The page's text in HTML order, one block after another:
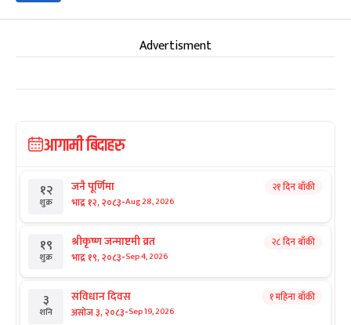
Advertisment
आगामी बिदाहरु
१२
शुक्र
जनै पूर्णिमा
भाद्र १२, २०८३-Aug 28, 2026
२१ दिन बाँकी
१९
शुक्र
श्रीकृष्ण जन्माष्टमी व्रत
भाद्र १९, २०८३-Sep 4, 2026
२८ दिन बाँकी
३
शनि
संविधान दिवस
असोज ३, २०८३-Sep 19, 2026
१ महिना बाँकी